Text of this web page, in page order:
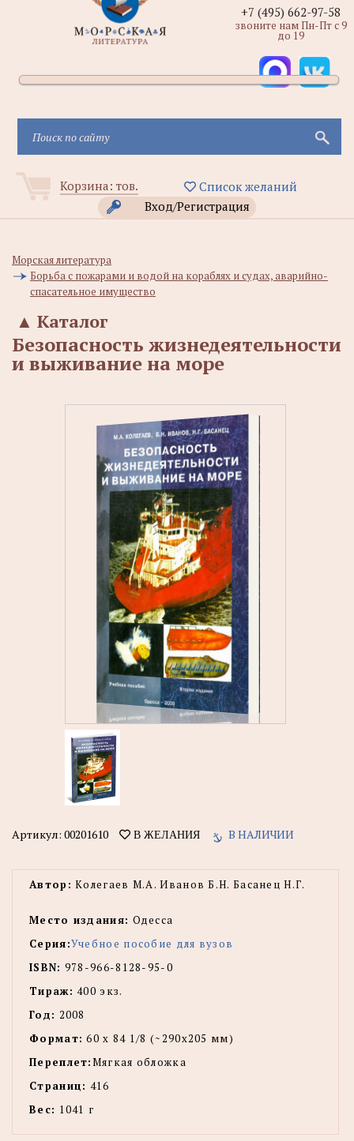
Корзина: тов.
Список желаний
Вход/Регистрация
+7 (495) 662-97-58
звоните нам Пн-Пт с 9
до 19
Морская литература
Борьба с пожарами и водой на кораблях и судах, аварийно-
спасательное имущество
Каталог
▲
Безопасность жизнедеятельности
и выживание на море
Артикул: 00201610 В ЖЕЛАНИЯ В НАЛИЧИИ
Автор: Колегаев М.А. Иванов Б.Н. Басанец Н.Г.
Место издания: Одесса
Серия:Учебное пособие для вузов
ISBN: 978-966-8128-95-0
Тираж: 400 экз.
Год: 2008
Формат: 60 х 84 1/8 (~290х205 мм)
Переплет:Мягкая обложка
Страниц: 416
Вес: 1041 г